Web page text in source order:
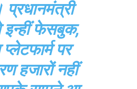
प्रधानमंत्री
इन्हीं फेसबुक,
पर
हजारों नहीं